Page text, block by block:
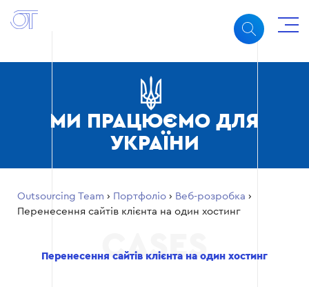
МИ ПРАЦЮЄМО ДЛЯ
УКРАЇНИ
Outsourcing Team › Портфоліо › Веб-розробка ›
Перенесення сайтів клієнта на один хостинг
Перенесення сайтів клієнта на один хостинг